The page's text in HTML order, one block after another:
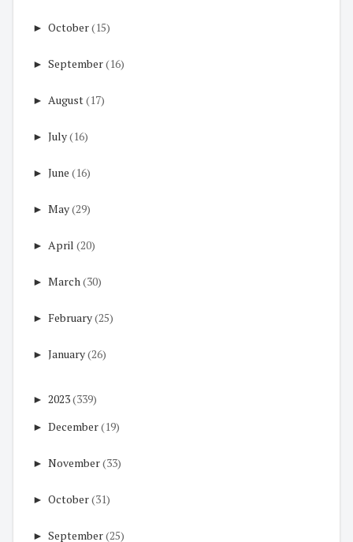
► October(15)
► September(16)
► August(17)
► July(16)
► June (16)
► May(29)
► April (20)
► March(30)
► February(25)
► January(26)
► 2023(339)
► December(19)
► November(33)
► October(31)
► September(25)